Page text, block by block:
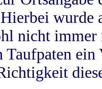
wurde
nicht
Taufpaten